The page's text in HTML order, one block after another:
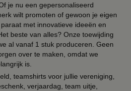
je nu een gepersonaliseerd
wilt promoten of gewoon je eigen
met innovatieve ideeën en
beste van alles? Onze toewijding
al vanaf 1 stuk produceren. Geen
over te maken, omdat we
is.
teamshirts voor jullie vereniging,
verjaardag, team uitje,